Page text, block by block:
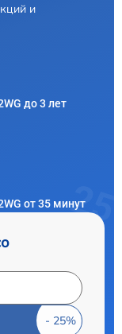
и
до 3 лет
от 35 минут